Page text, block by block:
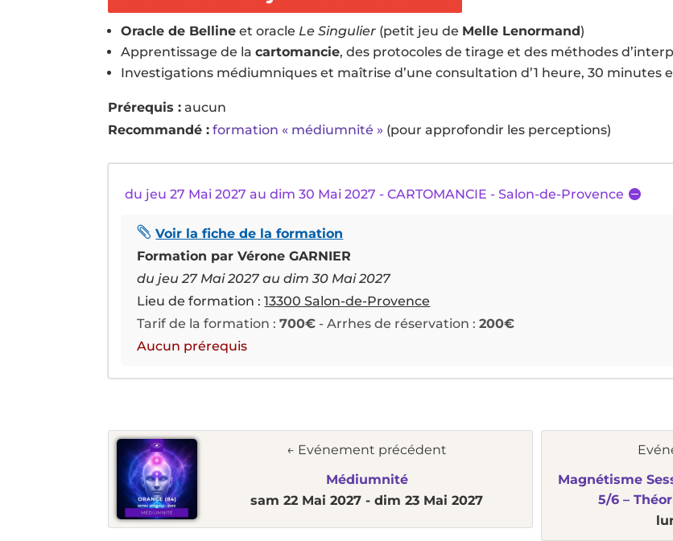
Oracle de Belline et oracle Le Singulier (petit jeu de Melle Lenormand)
Apprentissage de lacartomancie, des protocoles de tirage et des méthodes
Investigations médiumniques et maîtrise d’une consultation d’1 heure, 30 minutes
Prérequis : aucun
Recommandé : formation « médiumnité » (pour approfondir les perceptions)
du jeu 27 Mai 2027 au dim 30 Mai 2027 - CARTOMANCIE - Salon-de-Provence
 Voir la fiche de la formation
Formation par Vérone GARNIER
du jeu 27 Mai 2027 au dim 30 Mai 2027
Lieu de formation :13300 Salon-de-Provence
Tarif de la formation :700€ - Arrhes de réservation :200€
Aucun prérequis
← Evénement précédent
Médiumnité
sam 22 Mai 2027 -dim 23 Mai 2027
Magnétisme
5/6 –